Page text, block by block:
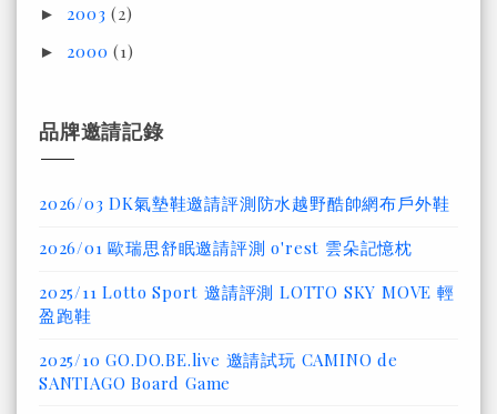
► 2003(2)
► 2000(1)
品牌邀請記錄
2026/03 DK氣墊鞋邀請評測防水越野酷帥網布戶外鞋
2026/01 歐瑞思舒眠邀請評測 o'rest 雲朵記憶枕
2025/11 Lotto Sport 邀請評測 LOTTO SKY MOVE 輕
盈跑鞋
2025/10 GO.DO.BE.live 邀請試玩 CAMINO de
SANTIAGO Board Game